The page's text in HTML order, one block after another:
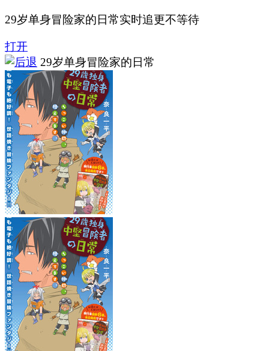
29岁单身冒险家的日常实时追更不等待
打开
29岁单身冒险家的日常